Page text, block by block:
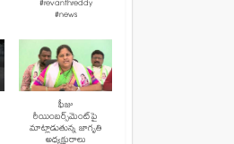
#revanthreddy
#news
ఫీజు
రీయింబర్స్‌మెంట్‌పై
మాట్లాడుతున్న జాగృతి
అధ్యక్షురాలు